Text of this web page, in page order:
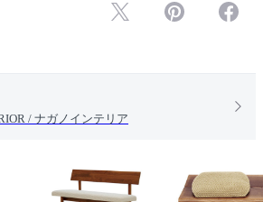
/ ナガノインテリア